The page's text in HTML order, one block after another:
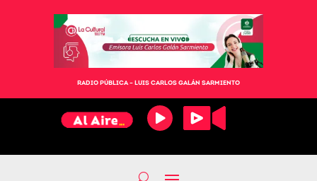
RADIO PÚBLICA – LUIS CARLOS GALÁN SARMIENTO